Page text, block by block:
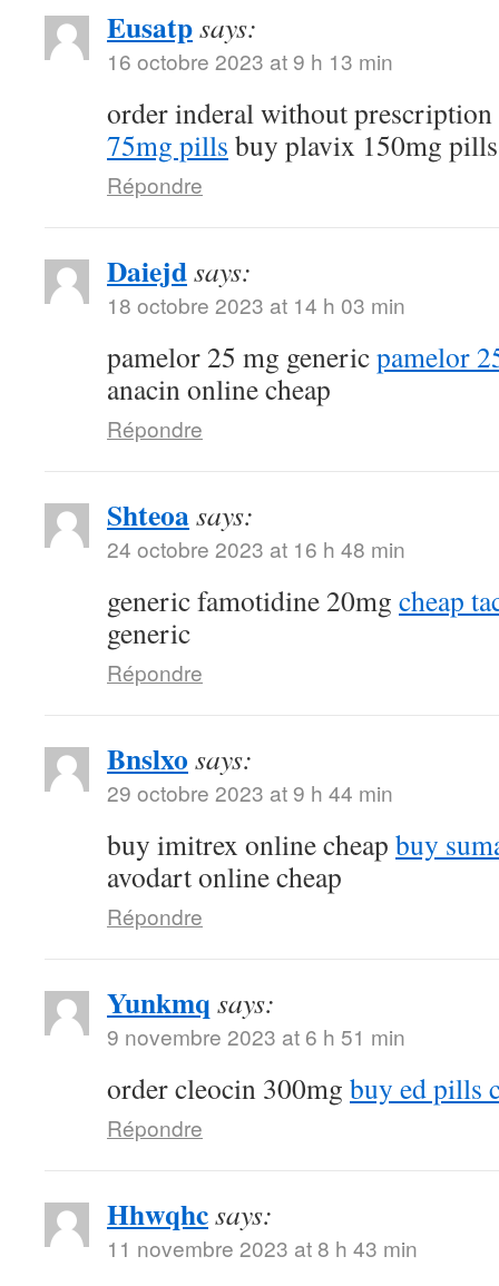
Eusatpsays:
16 octobre 2023 at 9 h 13 min
order inderal without prescription
75mg pills buy plavix 150mg pills
Répondre
Daiejdsays:
18 octobre 2023 at 14 h 03 min
pamelor 25 mg genericpamelor
anacin online cheap
Répondre
Shteoasays:
24 octobre 2023 at 16 h 48 min
generic famotidine 20mg cheap
generic
Répondre
Bnslxo says:
29 octobre 2023 at 9 h 44 min
buy imitrex online cheap buy
avodart online cheap
Répondre
Yunkmq says:
9 novembre 2023 at 6 h 51 min
order cleocin 300mg buy ed pills
Répondre
Hhwqhcsays:
11 novembre 2023 at 8 h 43 min